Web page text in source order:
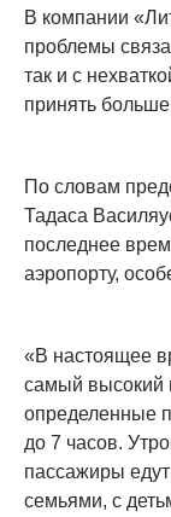
В компании
проблемы
так и с
принять
По словам
Тадаса
последнее
аэропорту,
«В настоящее
самый высокий
определенные
до 7 часов.
пассажиры
семьями, с